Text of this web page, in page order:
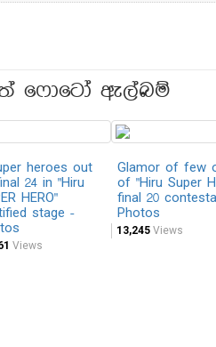
ෆොටෝ ඇල්බම්
heroes out
24 in "Hiru
HERO"
stage -
Views
Glamor of few
of "Hiru Super
final 20
Photos
13,245 Views